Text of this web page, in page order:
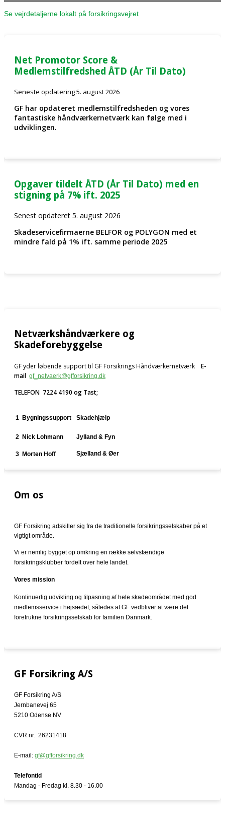
Se vejrdetaljerne lokalt på forsikringsvejret
Net Promotor Score &
Medlemstilfredshed ÅTD (År Til Dato)
Seneste opdatering 5. august 2026
GF har opdateret medlemstilfredsheden og vores
fantastiske håndværkernetværk kan følge med i
udviklingen.
Opgaver tildelt ÅTD (År Til Dato) med en
stigning på 7% ift. 2025
Senest opdateret 5. august 2026
Skadeservicefirmaerne BELFOR og POLYGON med et
mindre fald på 1% ift. samme periode 2025
Netværkshåndværkere og
Skadeforebyggelse
GF yder løbende support til GF Forsikrings Håndværkernetværk E-
mail gf_netvaerk@gfforsikring.dk
TELEFON 7224 4190 og Tast;
1 Bygningssupport Skadehjælp
2 Nick Lohmann
3 Morten Hoff
Jylland & Fyn
Sjælland & Øer
Om os
GF Forsikring adskiller sig fra de traditionelle forsikringsselskaber på et
vigtigt område.
Vi er nemlig bygget op omkring en række selvstændige
forsikringsklubber fordelt over hele landet.
Vores mission
Kontinuerlig udvikling og tilpasning af hele skadeområdet med god
medlemsservice i højsædet, således at GF vedbliver at være det
foretrukne forsikringsselskab for familien Danmark.
GF Forsikring A/S
GF Forsikring A/S
Jernbanevej 65
5210 Odense NV
CVR nr.: 26231418
E-mail: gf@gfforsikring.dk
Telefontid
Mandag - Fredag kl. 8.30 - 16.00